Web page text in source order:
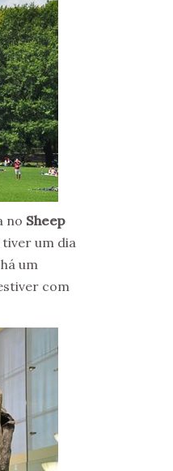
no Sheep
tiver um dia
um
com